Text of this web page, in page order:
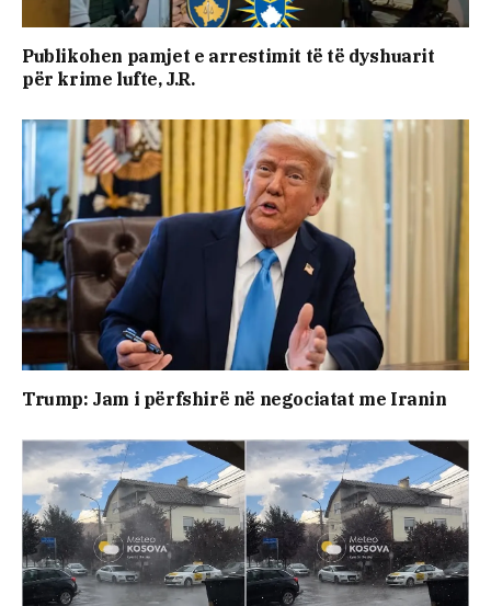
Publikohen pamjet e arrestimit të të dyshuarit
për krime lufte, J.R.
Trump: Jam i përfshirë në negociatat me Iranin